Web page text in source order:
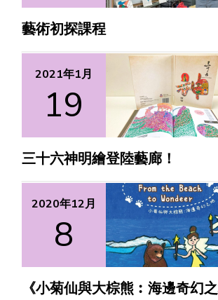
網上藝廊
合作機會
藝術初探課程
2021年1月
19
三十六神明繪登陸藝廊！
2020年12月
8
《小菊仙與大棕熊︰海邊奇幻